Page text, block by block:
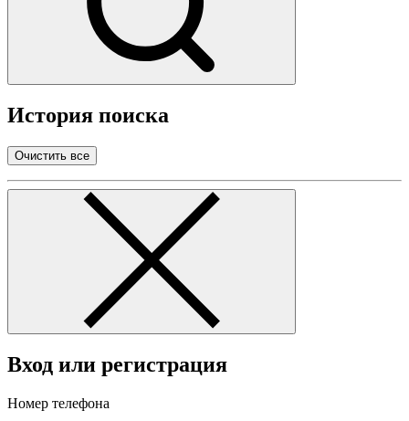
История поиска
Очистить все
Вход или регистрация
Номер телефона